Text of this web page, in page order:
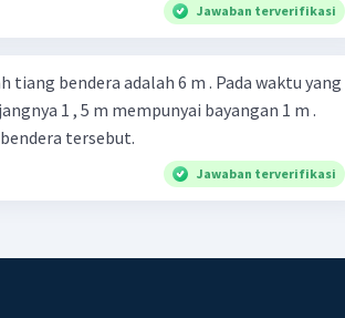
Jawaban terverifikasi
tiang bendera adalah 6 m . Pada waktu yang
1 , 5 m mempunyai bayangan 1 m .
tersebut.
Jawaban terverifikasi